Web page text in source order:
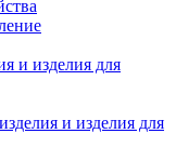
и изделия для
и изделия для